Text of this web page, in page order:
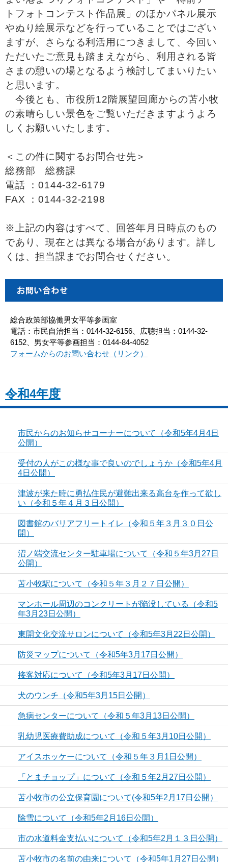
トフォトコンテスト作品展」のほかパネル展示
やぬり絵展示などを行っていることではござい
ますが、さらなる利活用につきまして、今回い
ただいたご意見も踏まえながら、利用される皆
さまの憩いの場となるよう検討してまいりたい
と思います。
今後とも、市役所12階展望回廊からの苫小牧
の素晴らしい景色をご覧いただきますようよろ
しくお願いいたします。
＜この件に関するお問合せ先＞
総務部 総務課
電話 ：0144-32-6179
FAX ：0144-32-2198
※上記の内容はすべて、回答年月日時点のもの
であり、現在とは異なる場合があります。詳し
くは、担当課までお問合せください。
総合政策部協働男女平等参画室
電話：市民自治担当：0144-32-6156、広聴担当：0144-32-
6152、男女平等参画担当：0144-84-4052
フォームからのお問い合わせ（リンク）
令和4年度
市民からのお知らせコーナーについて（令和5年4月4日
公開）
受付の人がこの様な事で良いのでしょうか（令和5年4月
4日公開）
津波が来た時に勇払住民が避難出来る高台を作って欲し
い（令和５年４月３日公開）
図書館のバリアフリートイレ（令和５年３月３０日公
開）
沼ノ端交流センター駐車場について（令和５年3月27日
公開）
苫小牧駅について（令和５年３月２７日公開）
マンホール周辺のコンクリートが陥没している（令和5
年3月23日公開）
東開文化交流サロンについて（令和5年3月22日公開）
防災マップについて（令和5年3月17日公開）
接客対応について（令和5年3月17日公開）
犬のウンチ（令和5年3月15日公開）
急病センターについて（令和５年3月13日公開）
乳幼児医療費助成について（令和５年3月10日公開）
アイスホッケーについて（令和５年３月1日公開）
「とまチョップ」について（令和５年2月27日公開）
苫小牧市の公立保育園について(令和5年2月17日公開）
除雪について（令和5年2月16日公開）
市の水道料金支払いについて（令和5年2月１３日公開）
苫小牧市の名前の由来について（令和5年1月27日公開）